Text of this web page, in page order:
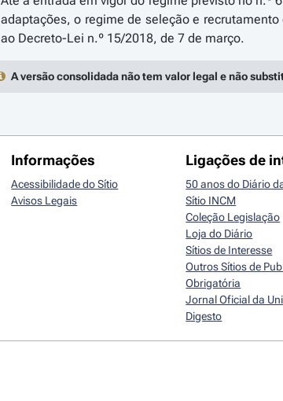
adaptações, o regime de seleção e
A versão consolidada não tem valor legal e não
Informações
Acessibilidade do Sítio
Avisos Legais
Ligações de
50 anos do Diário
Sítio INCM
Coleção Legislação
Loja do Diário
Sítios de Interesse
Outros Sítios de
Obrigatória
Jornal Oficial da
Digesto